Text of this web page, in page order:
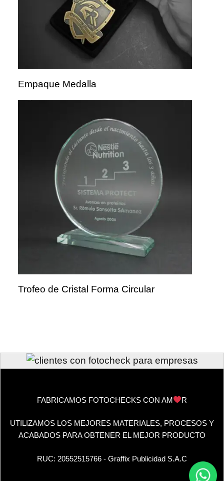
Empaque Medalla
Trofeo de Cristal Forma Circular
FABRICAMOS FOTOCHECKS CON AM R
UTILIZAMOS LOS MEJORES MATERIALES, PROCESOS Y
ACABADOS PARA OBTENER EL MEJOR PRODUCTO
RUC: 20552515766 - Graffix Publicidad S.A.C